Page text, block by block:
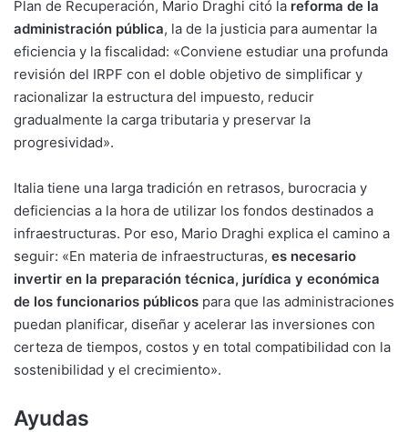
Plan de Recuperación, Mario Draghi citó la reforma de la
administración pública, la de la justicia para aumentar la
eficiencia y la fiscalidad: «Conviene estudiar una profunda
revisión del IRPF con el doble objetivo de simplificar y
racionalizar la estructura del impuesto, reducir
gradualmente la carga tributaria y preservar la
progresividad».
Italia tiene una larga tradición en retrasos, burocracia y
deficiencias a la hora de utilizar los fondos destinados a
infraestructuras. Por eso, Mario Draghi explica el camino a
seguir: «En materia de infraestructuras, es necesario
invertir en la preparación técnica, jurídica y económica
de los funcionarios públicos para que las administraciones
puedan planificar, diseñar y acelerar las inversiones con
certeza de tiempos, costos y en total compatibilidad con la
sostenibilidad y el crecimiento».
Ayudas